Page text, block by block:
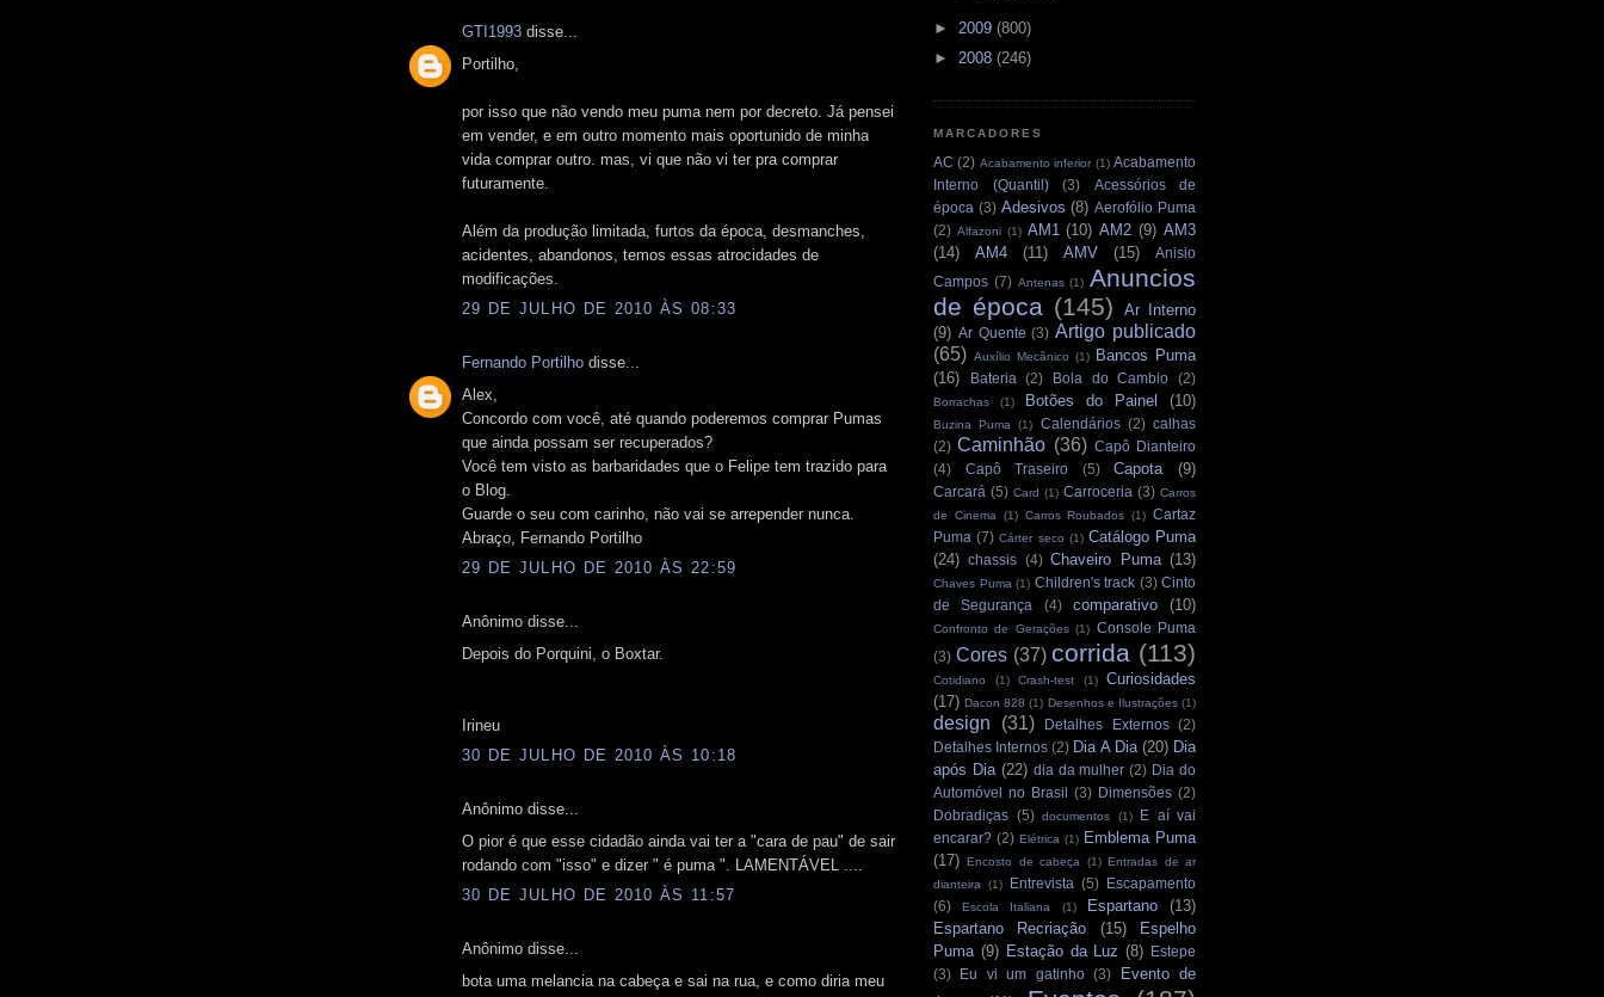
GTI1993 disse...
Portilho,
por isso que não vendo meu puma nem por decreto. Já pensei
em vender, e em outro momento mais oportunido de minha
vida comprar outro. mas, vi que não vi ter pra comprar
futuramente.
Além da produção limitada, furtos da época, desmanches,
acidentes, abandonos, temos essas atrocidades de
modificações.
29 DE JULHO DE 2010 ÀS 08:33
Fernando Portilho disse...
Alex,
Concordo com você, até quando poderemos comprar Pumas
que ainda possam ser recuperados?
Você tem visto as barbaridades que o Felipe tem trazido para
o Blog.
Guarde o seu com carinho, não vai se arrepender nunca.
Abraço, Fernando Portilho
29 DE JULHO DE 2010 ÀS 22:59
Anônimo disse...
Depois do Porquini, o Boxtar.
Irineu
30 DE JULHO DE 2010 ÀS 10:18
Anônimo disse...
O pior é que esse cidadão ainda vai ter a "cara de pau" de sair
rodando com "isso" e dizer " é puma ". LAMENTÁVEL ....
30 DE JULHO DE 2010 ÀS 11:57
Anônimo disse...
bota uma melancia na cabeça e sai na rua, e como diria meu
► 2009 (800)
► 2008 (246)
MARCADORES
AC (2) Acabamento inferior (1) Acabamento
Interno (Quantil)
(3)
Acessórios de
época (3) Adesivos (8) Aerofólio Puma
(2) Alfazoni (1) AM1 (10) AM2 (9) AM3
(14)
AM4 (11) AMV (15)
Anisio
Campos (7) Antenas (1) Anuncios
de época (145)
Ar Interno
(9) Ar Quente (3) Artigo publicado
(65) Auxílio Mecânico (1)
Bancos Puma
(16)
Bateria (2) Bola do Cambio (2)
Borrachas (1) Botões do Painel (10)
Buzina Puma (1) Calendários (2) calhas
(2) Caminhão (36) Capô Dianteiro
(4)
Capô Traseiro (5) Capota (9)
Carcará (5) Card (1) Carroceria (3) Carros
de Cinema (1) Carros Roubados (1) Cartaz
Puma (7) Cárter seco (1) Catálogo Puma
(24) chassis (4) Chaveiro Puma (13)
Chaves Puma (1) Children's track (3) Cinto
de Segurança
(4) comparativo (10)
Confronto de Gerações (1) Console Puma
(3) Cores (37) corrida (113)
Cotidiano (1) Crash-test (1)
Curiosidades
(17) Dacon 828 (1) Desenhos e Ilustrações (1)
design (31) Detalhes Externos (2)
Detalhes Internos (2) Dia A Dia (20) Dia
após Dia (22) dia da mulher (2) Dia do
Automóvel no Brasil
(3) Dimensões (2)
Dobradiças (5) documentos (1)
E aí vai
encarar? (2) Elétrica (1) Emblema Puma
(17) Encosto de cabeça (1) Entradas de ar
dianteira (1) Entrevista (5)
Escapamento
(6)
Escola Italiana (1) Espartano
(13)
Espartano Recriação
(15)
Espelho
Puma (9) Estação da Luz (8)
Estepe
(3)
Eu vi um gatinho (3)
Evento de